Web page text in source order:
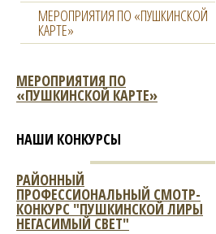
МЕРОПРИЯТИЯ ПО «ПУШКИНСКОЙ
КАРТЕ»
МЕРОПРИЯТИЯ ПО
«ПУШКИНСКОЙ КАРТЕ»
НАШИ КОНКУРСЫ
РАЙОННЫЙ
ПРОФЕССИОНАЛЬНЫЙ СМОТР-
КОНКУРС "ПУШКИНСКОЙ ЛИРЫ
НЕГАСИМЫЙ СВЕТ"